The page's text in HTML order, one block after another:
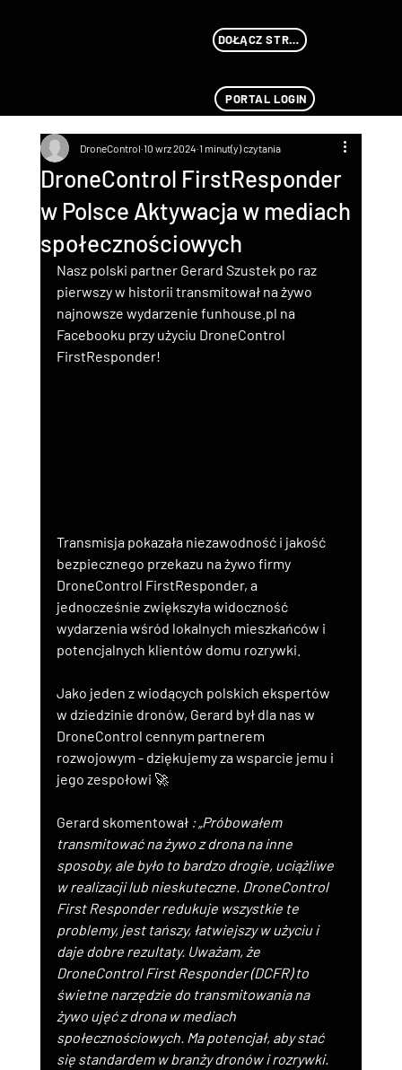
DOŁĄCZ STREAMU
PORTAL LOGIN
DroneControl FirstResponder
w Polsce Aktywacja w mediach
społecznościowych
DroneControl 10 wrz 2024 1 minut(y) czytania
Nasz polski partner Gerard Szustek po raz
pierwszy w historii transmitował na żywo
najnowsze wydarzenie funhouse.pl na
Facebooku przy użyciu DroneControl
FirstResponder!
Transmisja pokazała niezawodność i jakość
bezpiecznego przekazu na żywo firmy
DroneControl FirstResponder, a
jednocześnie zwiększyła widoczność
wydarzenia wśród lokalnych mieszkańców i
potencjalnych klientów domu rozrywki.
Jako jeden z wiodących polskich ekspertów
w dziedzinie dronów, Gerard był dla nas w
DroneControl cennym partnerem
rozwojowym - dziękujemy za wsparcie jemu i
jego zespołowi 🚀
Gerard skomentował : „Próbowałem
transmitować na żywo z drona na inne
sposoby, ale było to bardzo drogie, uciążliwe
w realizacji lub nieskuteczne. DroneControl
First Responder redukuje wszystkie te
problemy, jest tańszy, łatwiejszy w użyciu i
daje dobre rezultaty. Uważam, że
DroneControl First Responder (DCFR) to
świetne narzędzie do transmitowania na
żywo ujęć z drona w mediach
społecznościowych. Ma potencjał, aby stać
się standardem w branży dronów i rozrywki.